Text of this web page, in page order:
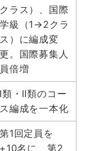
クラス）、国際
学級（1→2クラ
ス）に編成変
更。国際募集人
員倍増
Ⅰ類・Ⅱ類のコー
ス編成を一本化
第1回定員を
+10名に、第2